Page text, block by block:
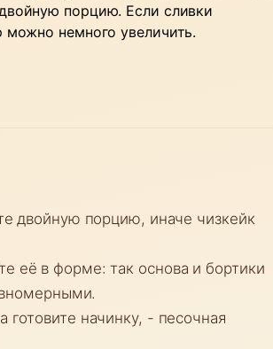
порцию. Если сливки
можно немного увеличить.
двойную порцию, иначе чизкейк
её в форме: так основа и бортики
готовите начинку, - песочная